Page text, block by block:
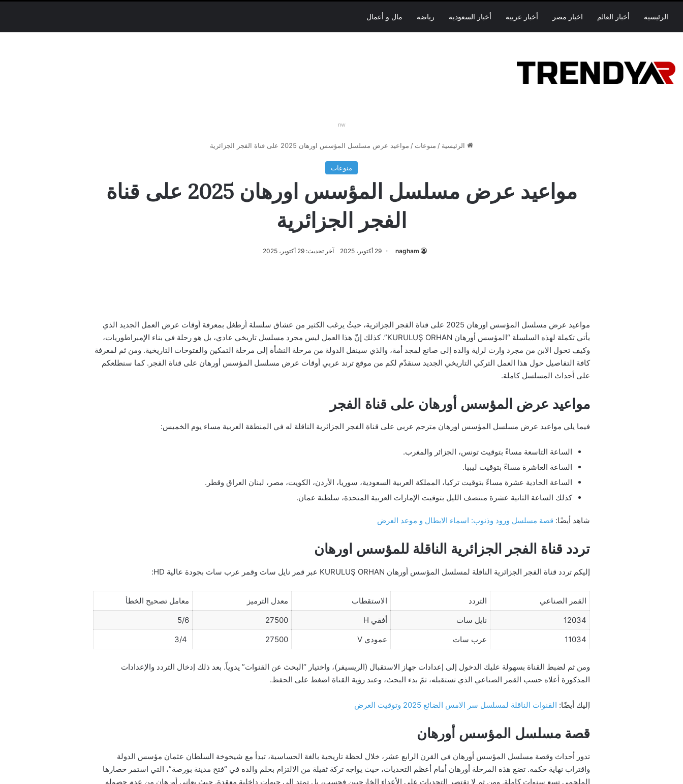
الرئيسية أخبار العالم اخبار مصر أخبار عربية أخبار السعودية رياضة مال و أعمال
nw
الرئيسية / منوعات / مواعيد عرض مسلسل المؤسس اورهان 2025 على قناة الفجر الجزائرية
منوعات
مواعيد عرض مسلسل المؤسس اورهان 2025 على قناة
الفجر الجزائرية
nagham 29 أكتوبر، 2025 آخر تحديث: 29 أكتوبر، 2025
مواعيد عرض مسلسل المؤسس اورهان 2025 على قناة الفجر الجزائرية، حيثُ يرغب الكثير من عشاق سلسلة أرطغل بمعرفة أوقات عرض العمل الجديد الذي
يأتي تكملة لهذه السلسلة “المؤسس أورهان KURULUŞ ORHAN”. كذلك إنّ هذا العمل ليس مجرد مسلسل تاريخي عادي، بل هو رحلة في بناء الإمبراطوريات،
وكيف تحول الابن من مجرد وارث لراية والده إلى صانع لمجد أمة، والذي سينقل الدولة من مرحلة النشأة إلى مرحلة التمكين والفتوحات التاريخية. ومن ثم لمعرفة
كافة التفاصيل حول هذا العمل التركي التاريخي الجديد سنقدّم لكم من موقع ترند عربي أوقات عرض مسلسل المؤسس أورهان على قناة الفجر. كما سنطلعكم
على أحداث المسلسل كاملة.
مواعيد عرض المؤسس أورهان على قناة الفجر
فيما يلي مواعيد عرض مسلسل المؤسس اورهان مترجم عربي على قناة الفجر الجزائرية الناقلة له في المنطقة العربية مساء يوم الخميس:
الساعة التاسعة مساءً بتوقيت تونس، الجزائر والمغرب.
الساعة العاشرة مساءً بتوقيت ليبيا.
الساعة الحادية عشرة مساءً بتوقيت تركيا، المملكة العربية السعودية، سوريا، الأردن، الكويت، مصر، لبنان العراق وقطر.
كذلك الساعة الثانية عشرة منتصف الليل بتوقيت الإمارات العربية المتحدة، سلطنة عمان.
شاهد أيضًا: قصة مسلسل ورود وذنوب: اسماء الابطال و موعد العرض
تردد قناة الفجر الجزائرية الناقلة للمؤسس اورهان
إليكم تردد قناة الفجر الجزائرية الناقلة لمسلسل المؤسس أورهان KURULUŞ ORHAN عبر قمر نايل سات وقمر عرب سات بجودة عالية HD:
القمر الصناعي التردد الاستقطاب معدل الترميز
معامل تصحيح الخطأ
12034
نايل سات أفقي H 27500
5/6
11034
عرب سات عمودي V 27500
ومن ثم لضبط القناة بسهولة عليك الدخول إلى إعدادات جهاز الاستقبال (الريسيفر)، واختيار “البحث عن القنوات” يدوياً. بعد ذلك إدخال التردد والإعدادات
المذكورة أعلاه حسب القمر الصناعي الذي تستقبله، ثمّ بدء البحث، وعند رؤية القناة اضغط على الحفظ.
إليك أيضًا: القنوات الناقلة لمسلسل سر الامس الضائع 2025 وتوقيت العرض
قصة مسلسل المؤسس أورهان
تدور أحداث وقصة مسلسل المؤسس أورهان في القرن الرابع عشر، خلال لحظة تاريخية بالغة الحساسية، تبدأ مع شيخوخة السلطان عثمان مؤسس الدولة
واقتراب نهاية حكمه. تضع هذه المرحلة أورهان أمام أعظم التحديات، حيث يواجه تركة ثقيلة من الالتزام بحلم والده في “فتح مدينة بورصة”، التي استمر حصارها
الملحمي تسع سنوات كاملة. ومن ثم لا تقتصر التحديات على الأعداء الخارجيين فحسب، بل تمتد إلى جبهات داخلية معقدة. حيث يعاني أورهان من عدم حصوله